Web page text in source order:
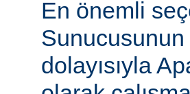
En önemli
dolayısıyla